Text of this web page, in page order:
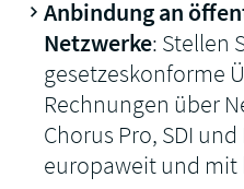
Anbindung an
Netzwerke: Stellen
gesetzeskonforme
Rechnungen über
Chorus Pro, SDI und
europaweit und mit